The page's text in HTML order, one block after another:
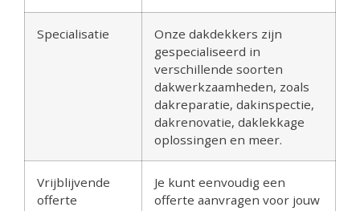
Specialisatie
Onze dakdekkers zijn
gespecialiseerd in
verschillende soorten
dakwerkzaamheden, zoals
dakreparatie, dakinspectie,
dakrenovatie, daklekkage
oplossingen en meer.
Vrijblijvende
offerte
Je kunt eenvoudig een
offerte aanvragen voor jouw